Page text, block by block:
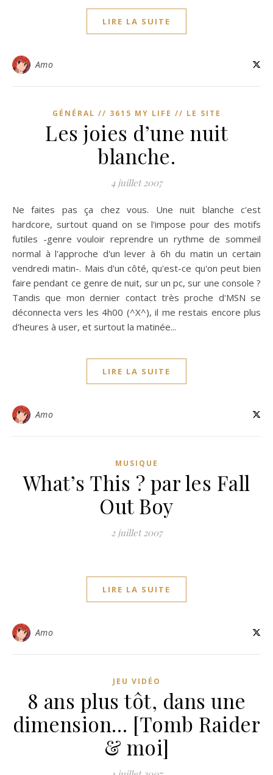
LIRE LA SUITE
Amo
GÉNÉRAL // 3615 MY LIFE // LE SITE
Les joies d’une nuit
blanche.
4 juillet 2007
Ne faites pas ça chez vous. Une nuit blanche c'est
hardcore, surtout quand on se l'impose pour des motifs
futiles -genre vouloir reprendre un rythme de sommeil
normal à l'approche d'un lever à 6h du matin un certain
vendredi matin-. Mais d'un côté, qu'est-ce qu'on peut bien
faire pendant ce genre de nuit, sur un pc, sur une console ?
Tandis que mon dernier contact très proche d'MSN se
déconnecta vers les 4h00 (^X^), il me restais encore plus
d'heures à user, et surtout la matinée...
LIRE LA SUITE
Amo
MUSIQUE
What’s This ? par les Fall
Out Boy
2 juillet 2007
LIRE LA SUITE
Amo
JEU VIDÉO
8 ans plus tôt, dans une
dimension… [Tomb Raider
& moi]